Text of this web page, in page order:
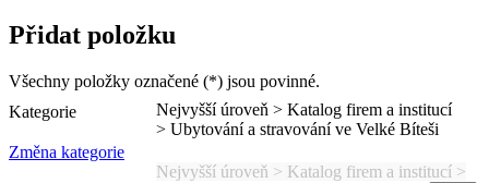
Přidat položku
Všechny položky označené (*) jsou povinné.
Kategorie
Nejvyšší úroveň > Katalog firem a institucí
> Ubytování a stravování ve Velké Bíteši
Změna kategorie
Nejvyšší úroveň > Katalog firem a institucí >